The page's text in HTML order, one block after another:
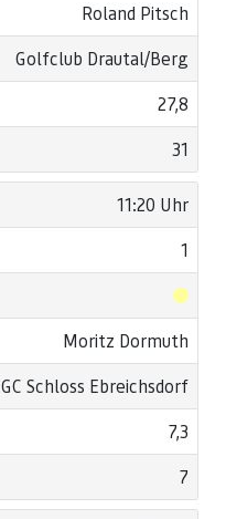
Roland Pitsch
Golfclub Drautal/Berg
27,8
31
11:20 Uhr
1
Moritz Dormuth
GC Schloss Ebreichsdorf
7,3
7